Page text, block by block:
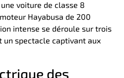
voiture de classe 8
Hayabusa de 200
intense se déroule sur trois
spectacle captivant aux
des